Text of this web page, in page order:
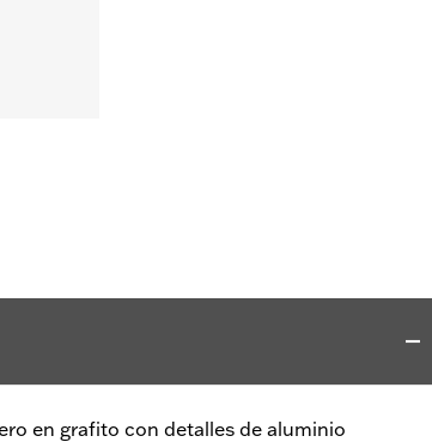
en grafito con detalles de aluminio